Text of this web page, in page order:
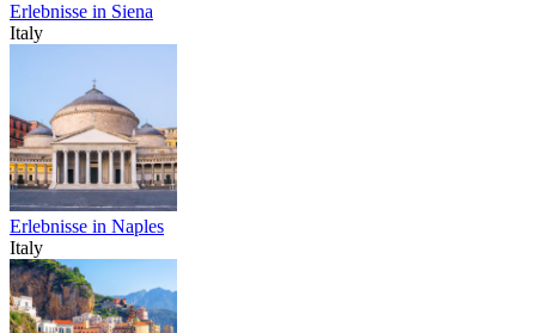
Erlebnisse in Siena
Italy
Erlebnisse in Naples
Italy